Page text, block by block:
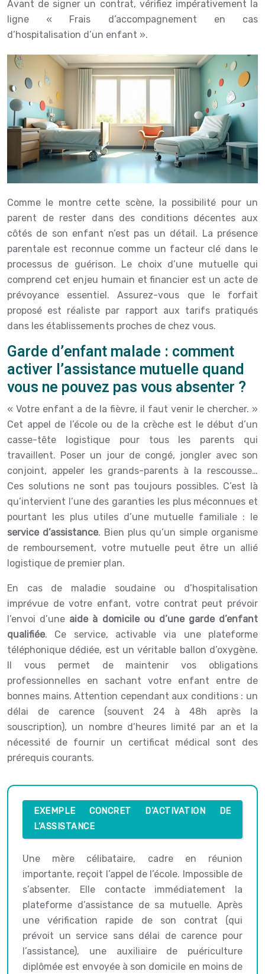
Avant de signer un contrat, vérifiez impérativement la
ligne « Frais d’accompagnement en cas
d’hospitalisation d’un enfant ».
Comme le montre cette scène, la possibilité pour un
parent de rester dans des conditions décentes aux
côtés de son enfant n’est pas un détail. La présence
parentale est reconnue comme un facteur clé dans le
processus de guérison. Le choix d’une mutuelle qui
comprend cet enjeu humain et financier est un acte de
prévoyance essentiel. Assurez-vous que le forfait
proposé est réaliste par rapport aux tarifs pratiqués
dans les établissements proches de chez vous.
Garde d’enfant malade : comment
activer l’assistance mutuelle quand
vous ne pouvez pas vous absenter ?
« Votre enfant a de la fièvre, il faut venir le chercher. »
Cet appel de l’école ou de la crèche est le début d’un
casse-tête logistique pour tous les parents qui
travaillent. Poser un jour de congé, jongler avec son
conjoint, appeler les grands-parents à la rescousse…
Ces solutions ne sont pas toujours possibles. C’est là
qu’intervient l’une des garanties les plus méconnues et
pourtant les plus utiles d’une mutuelle familiale : le
service d’assistance. Bien plus qu’un simple organisme
de remboursement, votre mutuelle peut être un allié
logistique de premier plan.
En cas de maladie soudaine ou d’hospitalisation
imprévue de votre enfant, votre contrat peut prévoir
l’envoi d’une aide à domicile ou d’une garde d’enfant
qualifiée. Ce service, activable via une plateforme
téléphonique dédiée, est un véritable ballon d’oxygène.
Il vous permet de maintenir vos obligations
professionnelles en sachant votre enfant entre de
bonnes mains. Attention cependant aux conditions : un
délai de carence (souvent 24 à 48h après la
souscription), un nombre d’heures limité par an et la
nécessité de fournir un certificat médical sont des
prérequis courants.
EXEMPLE CONCRET D’ACTIVATION DE
L’ASSISTANCE
Une mère célibataire, cadre en réunion
importante, reçoit l’appel de l’école. Impossible de
s’absenter. Elle contacte immédiatement la
plateforme d’assistance de sa mutuelle. Après
une vérification rapide de son contrat (qui
prévoit un service sans délai de carence pour
l’assistance), une auxiliaire de puériculture
diplômée est envoyée à son domicile en moins de